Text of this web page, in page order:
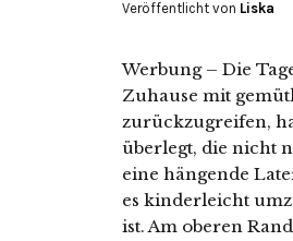
Veröffentlicht von Liska
Werbung – Die
Zuhause mit
zurückzugreifen,
überlegt, die nicht
eine hängende
es kinderleicht
ist. Am oberen